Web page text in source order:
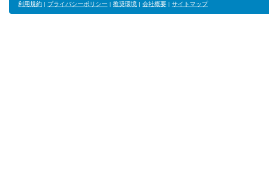
利用規約 | プライバシーポリシー | 推奨環境 | 会社概要 | サイトマップ